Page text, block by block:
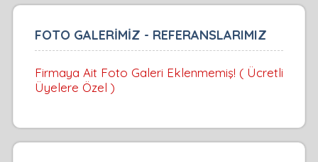
FOTO GALERİMİZ - REFERANSLARIMIZ
Firmaya Ait Foto Galeri Eklenmemiş! ( Ücretli
Üyelere Özel )